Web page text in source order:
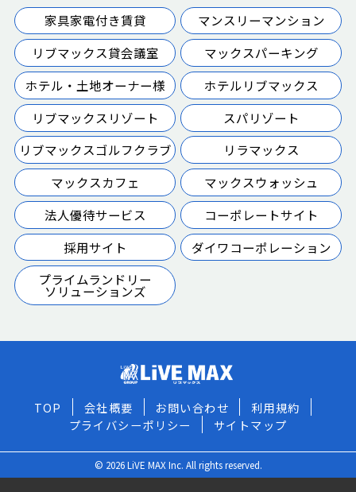
家具家電付き賃貸
マンスリーマンション
リブマックス貸会議室
マックスパーキング
ホテル・土地オーナー様
ホテルリブマックス
リブマックスリゾート
スパリゾート
リブマックスゴルフクラブ
リラマックス
マックスカフェ
マックスウォッシュ
法人優待サービス
コーポレートサイト
採用サイト
ダイワコーポレーション
プライムランドリー
ソリューションズ
TOP 会社概要 お問い合わせ
利用規約
プライバシーポリシー
サイトマップ
© 2026 LiVE MAX Inc. All rights reserved.